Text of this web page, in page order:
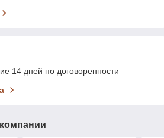
14 дней по договоренности